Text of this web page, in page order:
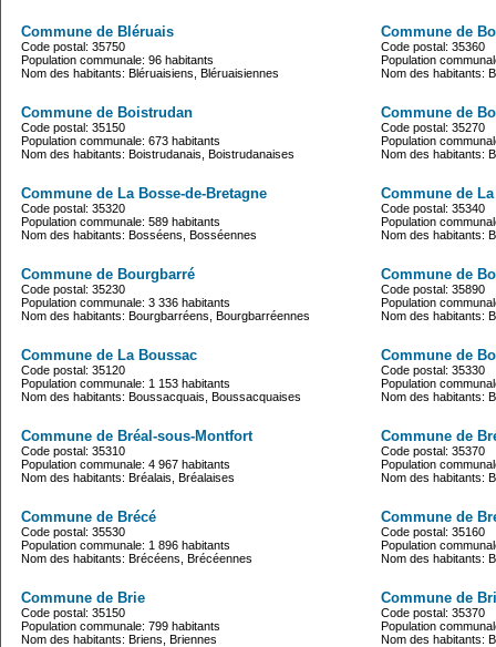
Commune de Bléruais
Code postal: 35750
Population communale: 96 habitants
Nom des habitants: Bléruaisiens, Bléruaisiennes
Commune de
Code postal: 35360
Population
Nom des habitants:
Commune de Boistrudan
Code postal: 35150
Population communale: 673 habitants
Nom des habitants: Boistrudanais, Boistrudanaises
Commune de
Code postal: 35270
Population
Nom des habitants:
Commune de La Bosse-de-Bretagne
Code postal: 35320
Population communale: 589 habitants
Nom des habitants: Bosséens, Bosséennes
Commune de
Code postal: 35340
Population
Nom des habitants:
Commune de Bourgbarré
Code postal: 35230
Population communale: 3 336 habitants
Nom des habitants: Bourgbarréens, Bourgbarréennes
Commune de
Code postal: 35890
Population
Nom des habitants:
Commune de La Boussac
Code postal: 35120
Population communale: 1 153 habitants
Nom des habitants: Boussacquais, Boussacquaises
Commune de
Code postal: 35330
Population
Nom des habitants:
Commune de Bréal-sous-Montfort
Code postal: 35310
Population communale: 4 967 habitants
Nom des habitants: Bréalais, Bréalaises
Commune de
Code postal: 35370
Population
Nom des habitants:
Commune de Brécé
Code postal: 35530
Population communale: 1 896 habitants
Nom des habitants: Brécéens, Brécéennes
Commune de
Code postal: 35160
Population
Nom des habitants:
Commune de Brie
Code postal: 35150
Population communale: 799 habitants
Nom des habitants: Briens, Briennes
Commune de
Code postal: 35370
Population
Nom des habitants: